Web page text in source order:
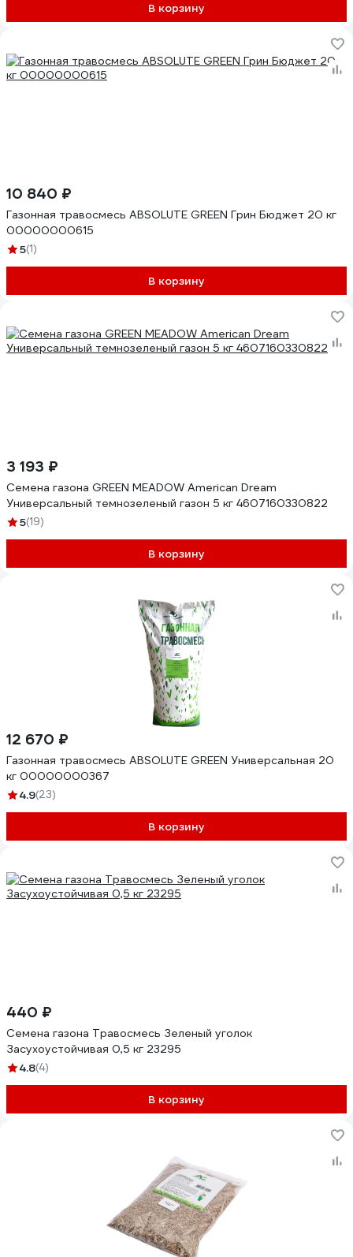
В корзину
10 840 ₽
Газонная травосмесь ABSOLUTE GREEN Грин Бюджет 20 кг
00000000615
5(1)
В корзину
3 193 ₽
Семена газона GREEN MEADOW American Dream
Универсальный темнозеленый газон 5 кг 4607160330822
5(19)
В корзину
12 670 ₽
Газонная травосмесь ABSOLUTE GREEN Универсальная 20
кг 00000000367
4.9(23)
В корзину
440 ₽
Семена газона Травосмесь Зеленый уголок
Засухоустойчивая 0,5 кг 23295
4.8(4)
В корзину